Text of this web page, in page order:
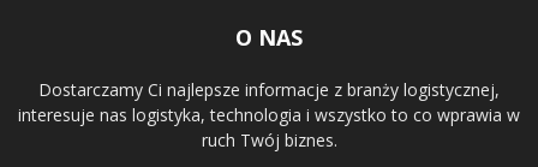
O NAS
Dostarczamy Ci najlepsze informacje z branży logistycznej,
interesuje nas logistyka, technologia i wszystko to co wprawia w
ruch Twój biznes.